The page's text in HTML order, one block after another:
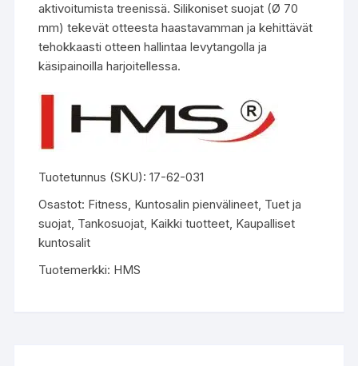
aktivoitumista treenissä. Silikoniset suojat (Ø 70
mm) tekevät otteesta haastavamman ja kehittävät
tehokkaasti otteen hallintaa levytangolla ja
käsipainoilla harjoitellessa.
Tuotetunnus (SKU):17-62-031
Osastot: Fitness, Kuntosalin pienvälineet, Tuet ja
suojat, Tankosuojat, Kaikki tuotteet, Kaupalliset
kuntosalit
Tuotemerkki: HMS